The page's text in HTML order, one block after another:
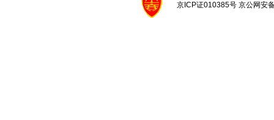
京ICP证010385号 京公网安